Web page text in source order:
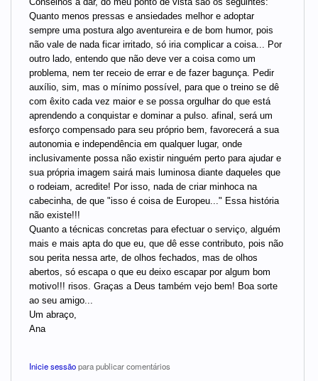
Quanto menos pressas e ansiedades melhor e adoptar
sempre uma postura algo aventureira e de bom humor, pois
não vale de nada ficar irritado, só iria complicar a coisa... Por
outro lado, entendo que não deve ver a coisa como um
problema, nem ter receio de errar e de fazer bagunça. Pedir
auxílio, sim, mas o mínimo possível, para que o treino se dê
com êxito cada vez maior e se possa orgulhar do que está
aprendendo a conquistar e dominar a pulso. afinal, será um
esforço compensado para seu próprio bem, favorecerá a sua
autonomia e independência em qualquer lugar, onde
inclusivamente possa não existir ninguém perto para ajudar e
sua própria imagem sairá mais luminosa diante daqueles que
o rodeiam, acredite! Por isso, nada de criar minhoca na
cabecinha, de que "isso é coisa de Europeu..." Essa história
não existe!!!
Quanto a técnicas concretas para efectuar o serviço, alguém
mais e mais apta do que eu, que dê esse contributo, pois não
sou perita nessa arte, de olhos fechados, mas de olhos
abertos, só escapa o que eu deixo escapar por algum bom
motivo!!! risos. Graças a Deus também vejo bem! Boa sorte
ao seu amigo...
Um abraço,
Ana
Inicie sessãopara publicar comentários